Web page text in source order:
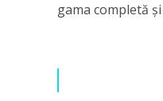
gama completă